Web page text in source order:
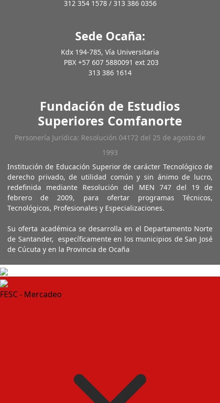
312 354 1578 / 313 386 0356
Sede Ocaña:
Kdx 194-785, Vía Universitaria
PBX +57 607 5880091 ext 203
313 386 1614
Fundación de Estudios
Superiores Comfanorte
Personería Jurídica: Resolución 04172 del 25 de agosto de
1993
Institución de Educación Superior de carácter Tecnológico de
derecho privado, de utilidad común y sin ánimo de lucro,
redefinida mediante Resolución del MEN 747 del 19 de
febrero de 2009, para ofertar programas Técnicos,
Tecnológicos, Profesionales y Especializaciones.
Su oferta académica se desarrolla en el Departamento Norte
de Santander, específicamente en los municipios de San José
de Cúcuta y en la Provincia de Ocaña
FESC - Mercadeo